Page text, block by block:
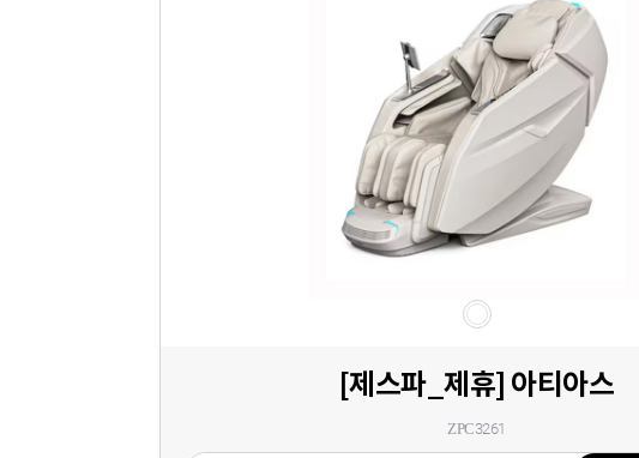
[제스파_제휴] 아티아스
ZPC3261